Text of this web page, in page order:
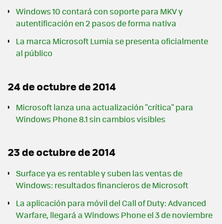
Windows 10 contará con soporte para MKV y
autentificación en 2 pasos de forma nativa
La marca Microsoft Lumia se presenta oficialmente
al público
24 de octubre de 2014
Microsoft lanza una actualización "crítica" para
Windows Phone 8.1 sin cambios visibles
23 de octubre de 2014
Surface ya es rentable y suben las ventas de
Windows: resultados financieros de Microsoft
La aplicación para móvil del Call of Duty: Advanced
Warfare, llegará a Windows Phone el 3 de noviembre